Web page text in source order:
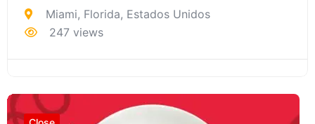
Miami, Florida, Estados Unidos
247 views